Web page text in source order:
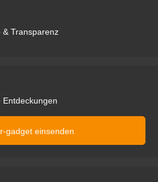
& Transparenz
gadget einsenden